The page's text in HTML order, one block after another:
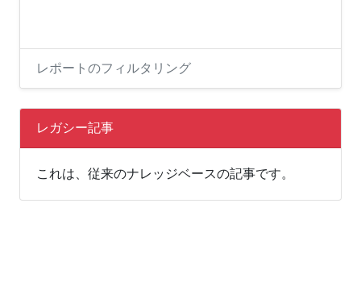
レポートのフィルタリング
レガシー記事
これは、従来のナレッジベースの記事です。